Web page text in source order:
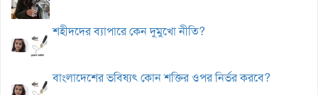
শহীদদের ব্যাপারে কেন দুমুখো নীতি?
বাংলাদেশের ভবিষ্যৎ কোন শক্তির ওপর নির্ভর করবে?